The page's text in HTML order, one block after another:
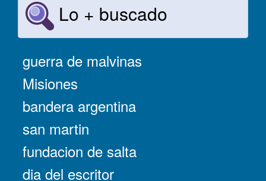
Lo + buscado
guerra de malvinas
Misiones
bandera argentina
san martin
fundacion de salta
dia del escritor